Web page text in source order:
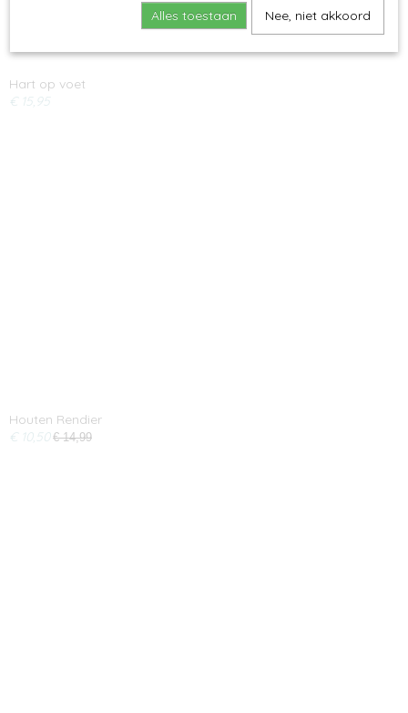
Hart op voet
€ 15,95
Houten Rendier
€ 10,50 € 14,99
Alles toestaan Nee, niet akkoord